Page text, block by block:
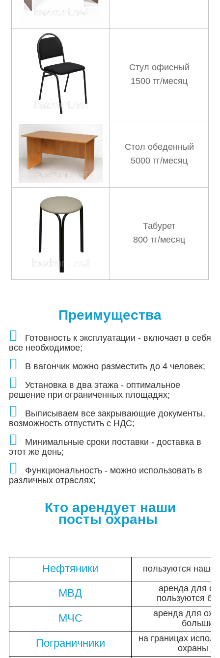
Стул офисный
1500 тг/месяц
Стол обеденный
5000 тг/месяц
Табурет
800 тг/месяц
Преимущества
Готовность к эксплуатации - включает в себя
все необходимое;
В вагончик можно разместить до 4 человек;
Установка в два этажа - оптимальное
решение при ограниченных площадях;
Выписываем все закрывающие документы,
возможность отпустить с НДС;
Минимальные сроки поставки - доставка в
этот же день;
Функциональность - можно использовать в
различных отраслях;
Кто арендует наши
посты охраны
Нефтяники пользуются
МВД
аренда для
пользуются
МЧС
аренда для
Пограничники
на границах
охраны